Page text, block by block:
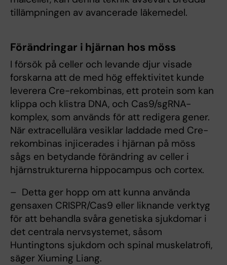
tillämpningen av avancerade läkemedel.
Förändringar i hjärnan hos möss
I försök på celler och levande djur visade
forskarna att de med hög effektivitet kunde
leverera Cre-rekombinas, ett protein som kan
klippa och klistra DNA, och Cas9/sgRNA-
komplex, som används för att redigera gener.
När extracellulära vesiklar laddade med Cre-
rekombinas injicerades i hjärnan på möss
sågs en betydande förändring av celler i
hjärnstrukturerna hippocampus och cortex.
– Detta ger hopp om att kunna använda
gensaxen CRISPR/Cas9 eller liknande verktyg
för att behandla svåra genetiska sjukdomar i
det centrala nervsystemet, såsom
Huntingtons sjukdom och spinal muskelatrofi,
säger Xiuming Liang.